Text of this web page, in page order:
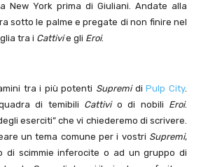
New York prima di Giuliani. Andate alla
sotto le palme e pregate di non finire nel
tra i Cattivie gli Eroi.
tra i più potenti Supremi diPulp City.
di temibili Cattivi o di nobili Eroi.
eserciti” che vi chiederemo di scrivere.
un tema comune per i vostri Supremi,
di scimmie inferocite o ad un gruppo di